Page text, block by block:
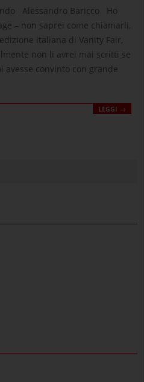
Alessandro Baricco Ho
– non saprei come chiamarli,
italiana di Vanity Fair,
non li avrei mai scritti se
avesse convinto con grande
LEGGI →